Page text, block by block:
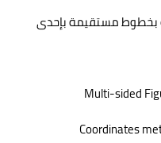
بخطوط مستقيمة بإحدى
Multi-sided
Coordinates